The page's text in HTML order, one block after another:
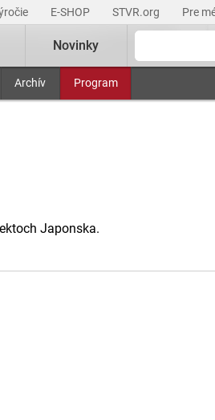
E-SHOP STVR.org Pre
Archív Program
Novinky
Japonska.